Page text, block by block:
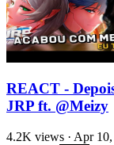
REACT -
JRP ft. ‪@Meizy‬
4.2K views · Apr